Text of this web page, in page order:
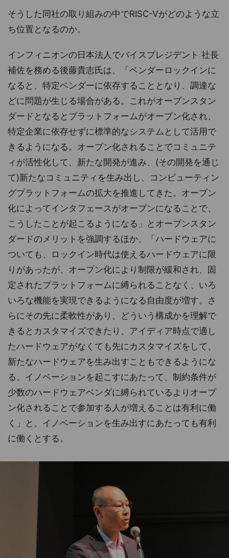
そうした同社の取り組みの中でRISC-Vがどのような立
ち位置となるのか。
インフィニオンの日本法人でバイスプレジデント 社長
補佐を務める後藤貴志氏は、「ベンダーロックインに
なると、特定ベンダーに依存することとなり、調達な
どに問題が生じる場合がある。これがオープンスタン
ダードとなるとプラットフォームがオープン化され、
特定企業に依存せずに標準的なシステムとして活用で
きるようになる。オープン化されることでコミュニテ
ィが活性化して、新たな開発が進み、(その開発を通じ
て)新たなコミュニティを生み出し、コンピューティン
グプラットフォームの拡大を推進してきた。オープン
化によってインタフェースがオープンになることで、
こうしたことが起こるようになる」とオープンスタン
ダードのメリットを強調するほか、「ハードウェアに
ついても、ロックイン時代は使えるハードウェアに限
りがあったが、オープン化により制限が緩和され、固
定されたプラットフォームに縛られることなく、いろ
いろな機能を実現できるようになる自由度が増す。さ
らにその先に柔軟性があり、どういう構成かを理解で
きるとカスタマイズできたり、アイディア時点で適し
たハードウェアがなくても先にカスタマイズをして、
新たなハードウェアを生み出すこともできるようにな
る。イノベーションを起こすにあたって、制約条件が
少数のハードウェアベンダに縛られているよりオープ
ン化されることで参加する人が増えることは有利に働
く」と、イノベーションを生み出すにあたっても有利
に働くとする。